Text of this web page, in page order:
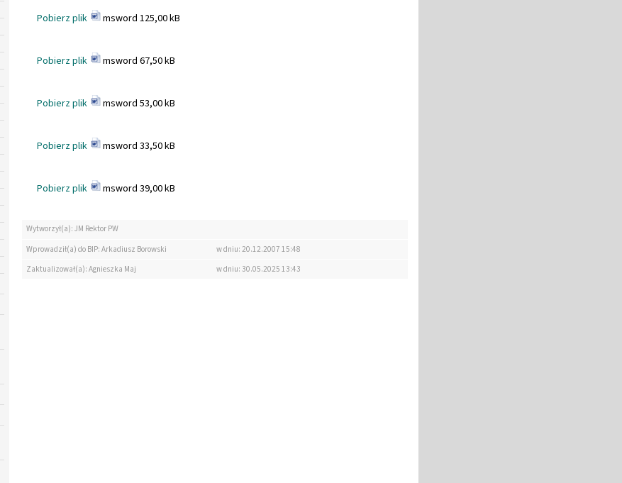
Pobierz plik msword 125,00 kB
Pobierz plik msword 67,50 kB
Pobierz plik msword 53,00 kB
Pobierz plik msword 33,50 kB
Pobierz plik msword 39,00 kB
Wytworzył(a): JM Rektor PW
Wprowadził(a) do BIP: Arkadiusz Borowski
w dniu: 20.12.2007 15:48
Zaktualizował(a): Agnieszka Maj
w dniu: 30.05.2025 13:43